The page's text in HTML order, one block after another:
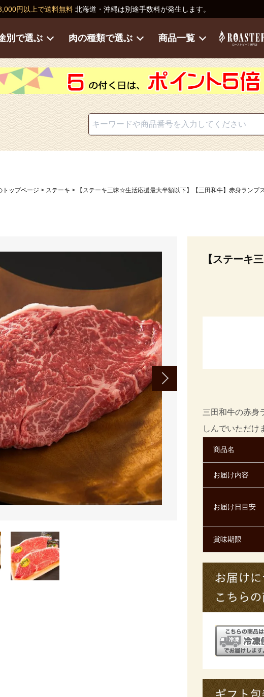
円以上で送料無料 北海道・沖縄は別途手数料が発生します。
別で選ぶ 肉の種類で選ぶ 商品一覧
トップページ ステーキ 【ステーキ三昧☆生活応援最大半額以下】【三田和牛】赤身ランプ
【ステーキ
三田和牛の赤身
しんでいただけ
商品名
お届け内容
お届け日目安
賞味期限